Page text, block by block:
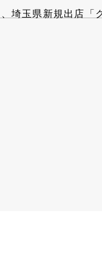
埼玉県新規出店